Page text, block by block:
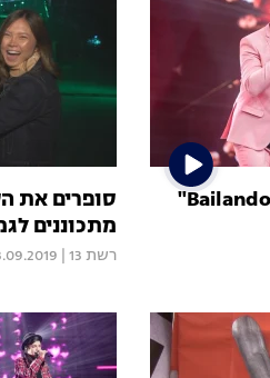
סופרים את
מתכוננים
רשת 13